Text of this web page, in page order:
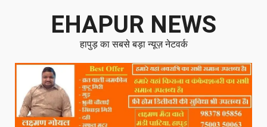
EHAPUR NEWS
हापुड़ का सबसे बड़ा न्यूज़ नेटवर्क